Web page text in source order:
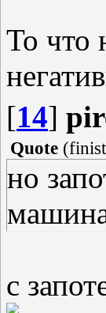
То что
[14]
Quote (
но
с